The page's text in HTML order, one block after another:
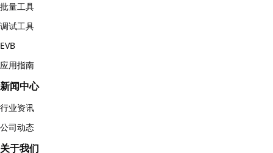
批量工具
调试工具
EVB
应用指南
新闻中心
行业资讯
公司动态
关于我们